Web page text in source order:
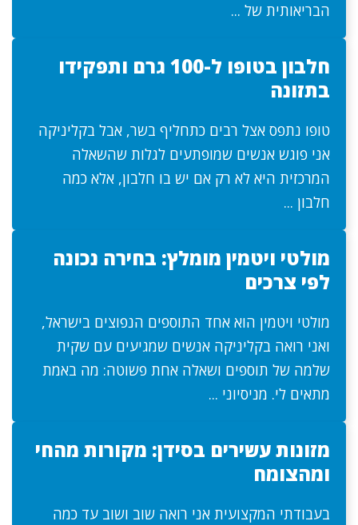
הבריאותית של ...
חלבון בטופו ל-100 גרם ותפקידו
בתזונה
טופו נתפס אצל רבים כתחליף בשר, אבל בקליניקה
אני פוגש אנשים שמופתעים לגלות שהשאלה
המרכזית היא לא רק אם יש בו חלבון, אלא כמה
חלבון ...
מולטי ויטמין מומלץ: בחירה נכונה
לפי צרכים
מולטי ויטמין הוא אחד התוספים הנפוצים בישראל,
ואני רואה בקליניקה אנשים שמגיעים עם שקית
שלמה של תוספים ושאלה אחת פשוטה: מה באמת
מתאים לי. מניסיוני ...
מזונות עשירים בסידן: מקורות מהחי
ומהצומח
בעבודתי המקצועית אני רואה שוב ושוב עד כמה